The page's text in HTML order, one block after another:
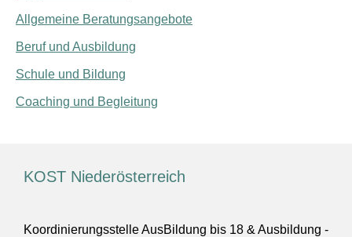
Allgemeine Beratungsangebote
Beruf und Ausbildung
Schule und Bildung
Coaching und Begleitung
KOST Niederösterreich
Koordinierungsstelle AusBildung bis 18 & Ausbildung -